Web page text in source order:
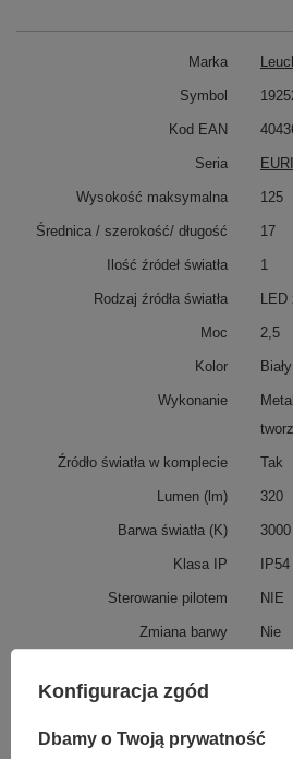
Marka
Podmiot odpowiedzialny za ten
Symbol
Kod EAN
Seria
Wysokość maksymalna 125
Średnica / szerokość/ długość 17
Ilość źródeł światła 1
Rodzaj źródła światła LED
Moc 2,5
Kolor Biały
Wykonanie
Metal
Źródło światła w komplecie Tak
Lumen (lm) 320
Barwa światła (K) 3000
Klasa IP IP54
Sterowanie pilotem NIE
Zmiana barwy Nie
Konfiguracja zgód
Dbamy o Twoją prywatność